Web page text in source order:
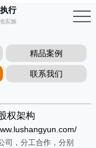
行
实施
精品案例
联系我们
权架构
司，分工合作，分别